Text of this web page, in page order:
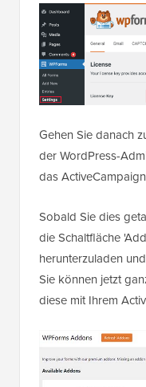
Gehen Sie danach
der WordPress-
das
Sobald Sie dies
die Schaltfläche
herunterzuladen
Sie können jetzt
diese mit Ihrem